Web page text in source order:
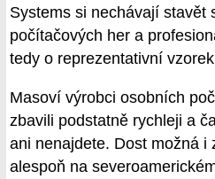
Systems si nechávají stavět
počítačových her a
tedy o reprezentativní
Masoví výrobci osobních
zbavili podstatně rychleji a
ani nenajdete. Dost možná i
alespoň na